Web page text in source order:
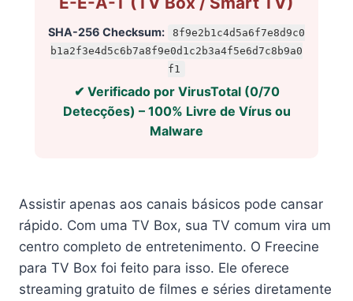
SHA-256 Checksum:
8f9e2b1c4d5a6f7e8d9c0
b1a2f3e4d5c6b7a8f9e0d1c2b3a4f5e6d7c8b9a0
f1
✔ Verificado por VirusTotal (0/70
Detecções) – 100% Livre de Vírus ou
Malware
Assistir apenas aos canais básicos pode cansar
rápido. Com uma TV Box, sua TV comum vira um
centro completo de entretenimento. O Freecine
para TV Box foi feito para isso. Ele oferece
streaming gratuito de filmes e séries diretamente